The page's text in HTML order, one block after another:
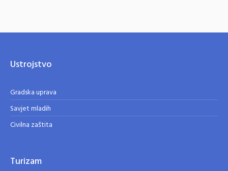
Ustrojstvo
Gradska uprava
Savjet mladih
Civilna zaštita
Turizam